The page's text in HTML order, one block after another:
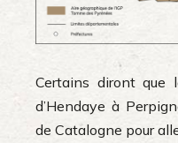
Certains diront que
d’Hendaye à
de Catalogne pour